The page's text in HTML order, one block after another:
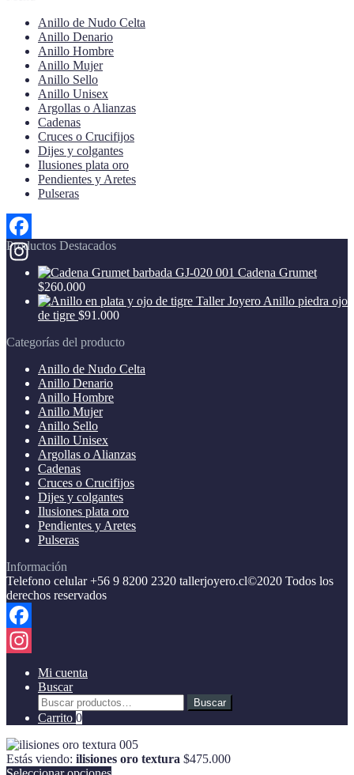
Anillo de Nudo Celta
Anillo Denario
Anillo Hombre
Anillo Mujer
Anillo Sello
Anillo Unisex
Argollas o Alianzas
Cadenas
Cruces o Crucifijos
Dijes y colgantes
Ilusiones plata oro
Pendientes y Aretes
Pulseras
Facebook
Instagram
Productos Destacados
Cadena Grumet
$260.000
Anillo piedra ojo
de tigre $91.000
Categorías del producto
Anillo de Nudo Celta
Anillo Denario
Anillo Hombre
Anillo Mujer
Anillo Sello
Anillo Unisex
Argollas o Alianzas
Cadenas
Cruces o Crucifijos
Dijes y colgantes
Ilusiones plata oro
Pendientes y Aretes
Pulseras
Información
Telefono celular +56 9 8200 2320 tallerjoyero.cl©2020 Todos los
derechos reservados
Facebook
Instagram
Mi cuenta
Buscar
Buscar
por:
Buscar
Carrito 0
Estás viendo: ilisiones oro textura $475.000